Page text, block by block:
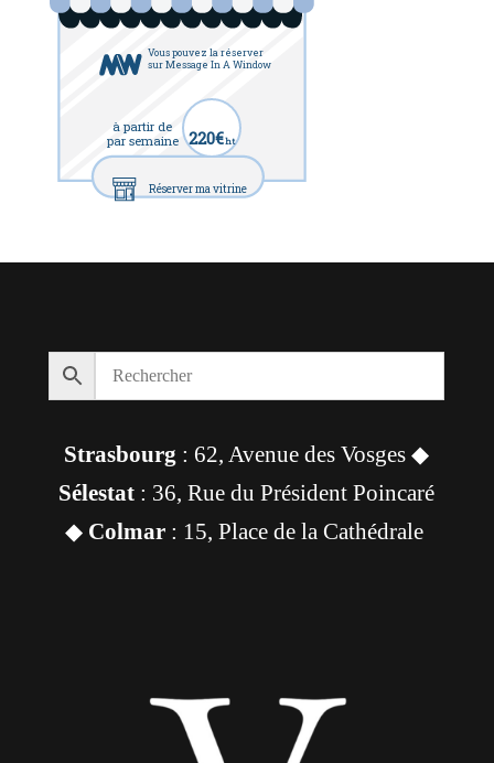
Vous pouvez la réserver
sur Message In A Window
à partir de
par semaine 220€ht
Réserver ma vitrine
Strasbourg : 62, Avenue des Vosges ◆
Sélestat : 36, Rue du Président Poincaré
◆ Colmar: 15, Place de la Cathédrale